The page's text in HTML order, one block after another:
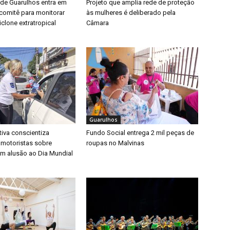
Guarulhos entra em
para monitorar
extratropical
Projeto que amplia rede de proteção
às mulheres é deliberado pela
Câmara
conscientiza
sobre
alusão ao Dia Mundial
Guarulhos
Fundo Social entrega 2 mil peças de
roupas no Malvinas